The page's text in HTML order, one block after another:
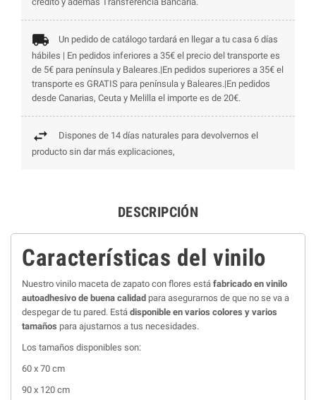
Un pedido de catálogo tardará en llegar a tu casa 6 días
hábiles | En pedidos inferiores a 35€ el precio del transporte es
de 5€ para península y Baleares.|En pedidos superiores a 35€ el
transporte es GRATIS para península y Baleares.|En pedidos
desde Canarias, Ceuta y Melilla el importe es de 20€.
Dispones de 14 días naturales para devolvernos el
producto sin dar más explicaciones,
DESCRIPCIÓN
Características del vinilo
Nuestro vinilo maceta de zapato con flores está fabricado en vinilo
autoadhesivo de buena calidad para asegurarnos de que no se va a
despegar de tu pared. Está disponible en varios colores y varios
tamaños para ajustarnos a tus necesidades.
Los tamaños disponibles son:
60 x 70 cm
90 x 120 cm